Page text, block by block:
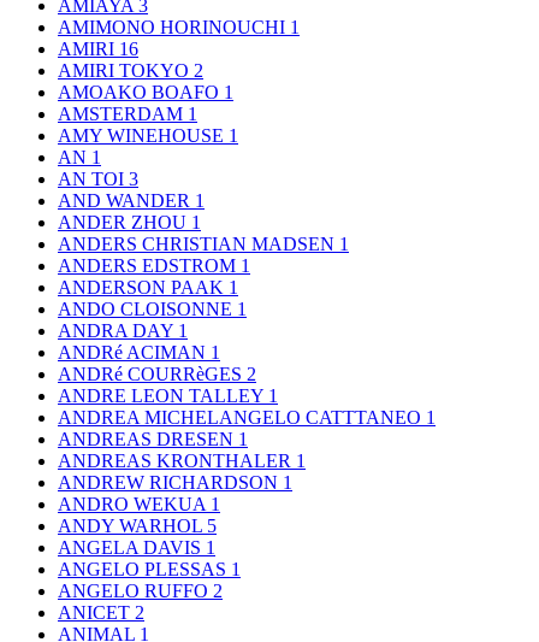
AMIAYA 3
AMIMONO HORINOUCHI 1
AMIRI 16
AMIRI TOKYO 2
AMOAKO BOAFO 1
AMSTERDAM 1
AMY WINEHOUSE 1
AN 1
AN TOI 3
AND WANDER 1
ANDER ZHOU 1
ANDERS CHRISTIAN MADSEN 1
ANDERS EDSTROM 1
ANDERSON PAAK 1
ANDO CLOISONNE 1
ANDRA DAY 1
ANDRé ACIMAN 1
ANDRé COURRèGES 2
ANDRE LEON TALLEY 1
ANDREA MICHELANGELO CATTTANEO 1
ANDREAS DRESEN 1
ANDREAS KRONTHALER 1
ANDREW RICHARDSON 1
ANDRO WEKUA 1
ANDY WARHOL 5
ANGELA DAVIS 1
ANGELO PLESSAS 1
ANGELO RUFFO 2
ANICET 2
ANIMAL 1